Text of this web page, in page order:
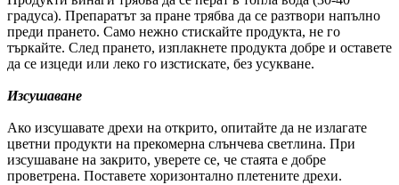
градуса). Препаратът за пране трябва да се разтвори напълно
преди прането. Само нежно стискайте продукта, не го
търкайте. След прането, изплакнете продукта добре и оставете
да се изцеди или леко го изстискате, без усукване.
Изсушаване
Ако изсушавате дрехи на открито, опитайте да не излагате
цветни продукти на прекомерна слънчева светлина. При
изсушаване на закрито, уверете се, че стаята е добре
проветрена. Поставете хоризонтално плетените дрехи.